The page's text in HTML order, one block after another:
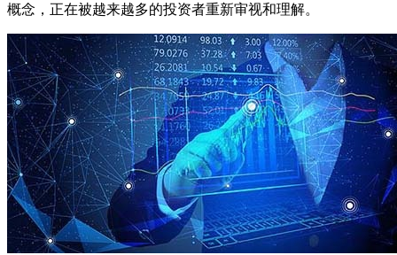
概念，正在被越来越多的投资者重新审视和理解。